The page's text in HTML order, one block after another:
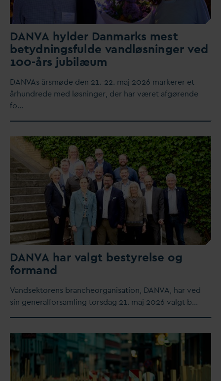
DANVA hylder Danmarks mest
betydningsfulde vandløsninger ved
100-års jubilæum
DANVAs årsmøde den 21.-22. maj 2026 markerer et
århundrede med løsninger, der har været afgørende
fo…
DANVA har valgt bestyrelse og
formand
Vandsektorens brancheorganisation, DANVA, har ved
sin generalforsamling torsdag 21. maj 2026 valgt b…